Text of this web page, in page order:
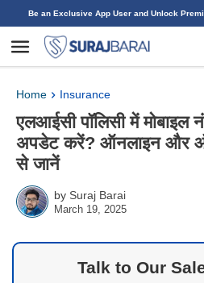
Be an Exclusive App User and Unlock
Home Insurance
एलआईसी पॉलिसी में मोबाइल
अपडेट करें? ऑनलाइन और
से जानें
by Suraj Barai
March 19, 2025
Talk to Our